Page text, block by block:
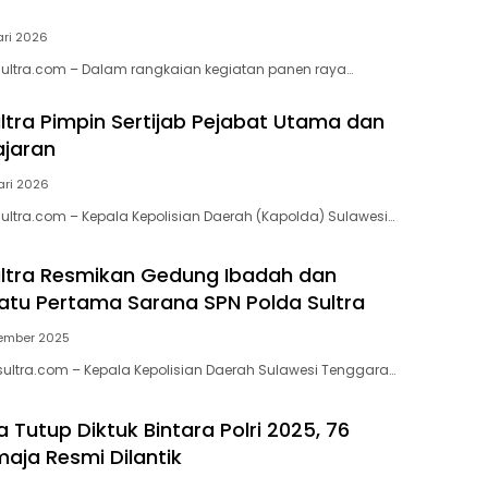
2026
– Dalam rangkaian kegiatan panen raya…
Pimpin Sertijab Pejabat Utama dan
2026
– Kepala Kepolisian Daerah (Kapolda) Sulawesi…
Resmikan Gedung Ibadah dan
Pertama Sarana SPN Polda Sultra
2025
– Kepala Kepolisian Daerah Sulawesi Tenggara…
Tutup Diktuk Bintara Polri 2025, 76
Resmi Dilantik